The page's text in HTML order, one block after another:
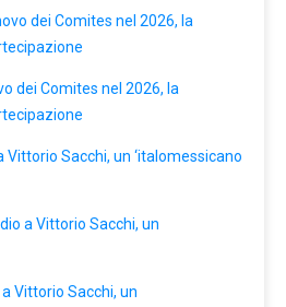
dei Comites nel 2026, la
dei Comites nel 2026, la
Vittorio Sacchi, un ‘italomessicano
a Vittorio Sacchi, un
Vittorio Sacchi, un